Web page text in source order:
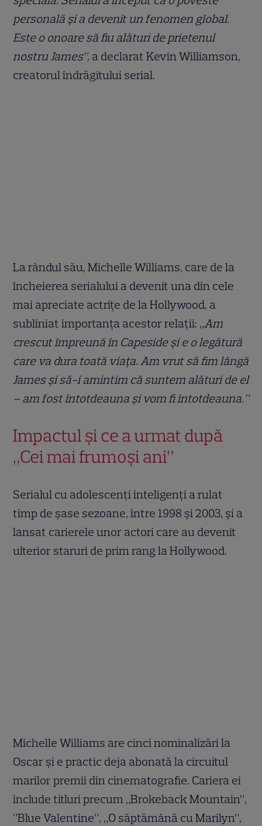
personală și a devenit un fenomen global.
Este o onoare să fiu alături de prietenul
nostru James”, a declarat Kevin Williamson,
creatorul îndrăgitului serial.
La rândul său, Michelle Williams, care de la
încheierea serialului a devenit una din cele
mai apreciate actrițe de la Hollywood, a
subliniat importanța acestor relații: „Am
crescut împreună în Capeside și e o legătură
care va dura toată viața. Am vrut să fim lângă
James și să-i amintim că suntem alături de el
– am fost întotdeauna și vom fi întotdeauna.”
Impactul și ce a urmat după
„Cei mai frumoși ani”
Serialul cu adolescenți inteligenți a rulat
timp de șase sezoane, între 1998 și 2003, și a
lansat carierele unor actori care au devenit
ulterior staruri de prim rang la Hollywood.
Michelle Williams are cinci nominalizări la
Oscar și e practic deja abonată la circuitul
marilor premii din cinematografie. Cariera ei
include titluri precum „Brokeback Mountain”,
”Blue Valentine”, „O săptămână cu Marilyn”,